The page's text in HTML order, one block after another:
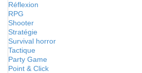
Réflexion
RPG
Shooter
Stratégie
Survival horror
Tactique
Party Game
Point & Click